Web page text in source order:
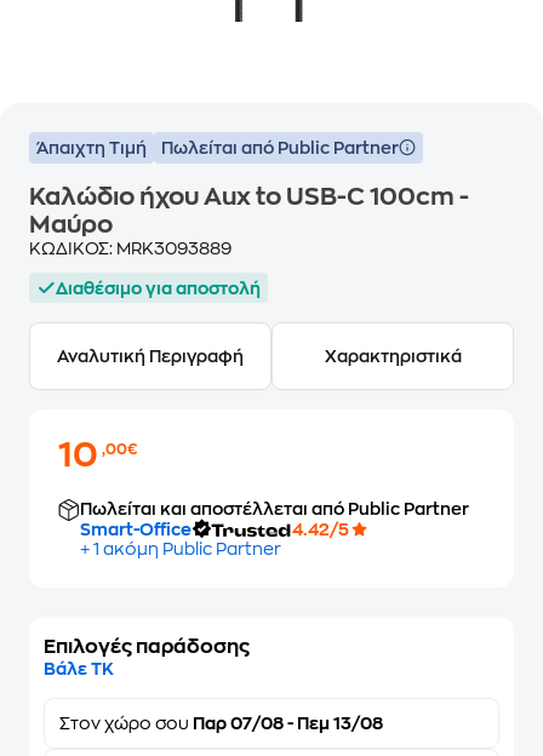
Άπαιχτη Τιμή Πωλείται από Public Partner
Καλώδιο ήχου Aux to USB-C 100cm -
Μαύρο
ΚΩΔΙΚΟΣ: MRK3093889
Διαθέσιμο για αποστολή
Αναλυτική Περιγραφή Χαρακτηριστικά
10,00€
Πωλείται και αποστέλλεται από Public Partner
Smart-Office
4.42/5
+ 1 ακόμη Public Partner
Επιλογές παράδοσης
Βάλε ΤΚ
Στον χώρο σου Παρ 07/08 - Πεμ 13/08